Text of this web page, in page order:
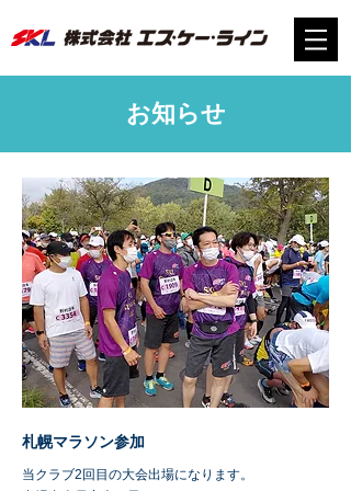
お知らせ
札幌マラソン参加
当クラブ2回目の大会出場になります。